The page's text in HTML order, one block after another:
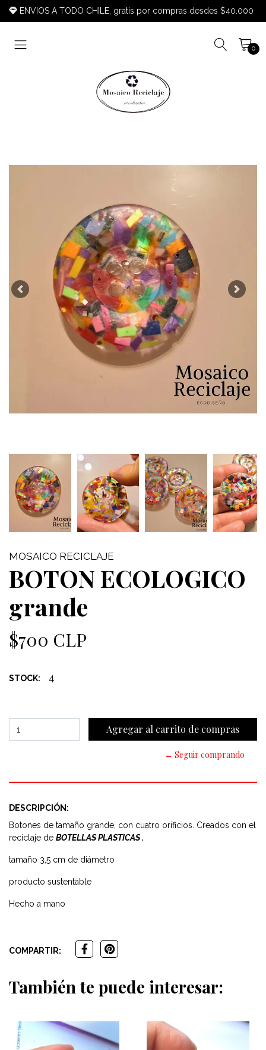
ENVIOS A TODO CHILE, gratis por compras desdes $40.000
0
Previous Next
MOSAICO RECICLAJE
BOTON ECOLOGICO
grande
$700 CLP
STOCK: 4
← Seguir comprando
DESCRIPCIÓN:
Botones de tamaño grande, con cuatro orificios. Creados con el
reciclaje de BOTELLAS PLASTICAS .
tamaño 3,5 cm de diámetro
producto sustentable
Hecho a mano
COMPARTIR:
También te puede interesar: